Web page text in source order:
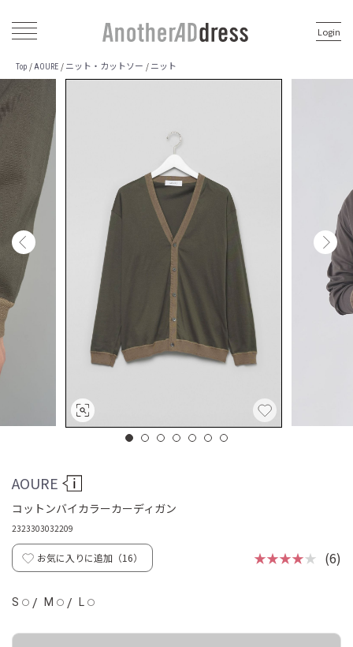
Login
Top / AOURE / ニット・カットソー / ニット
AOURE
コットンバイカラーカーディガン
2323303032209
お気に入りに追加（16） ★★★★★ (6)
S ◯ / M ◯ / L ◯